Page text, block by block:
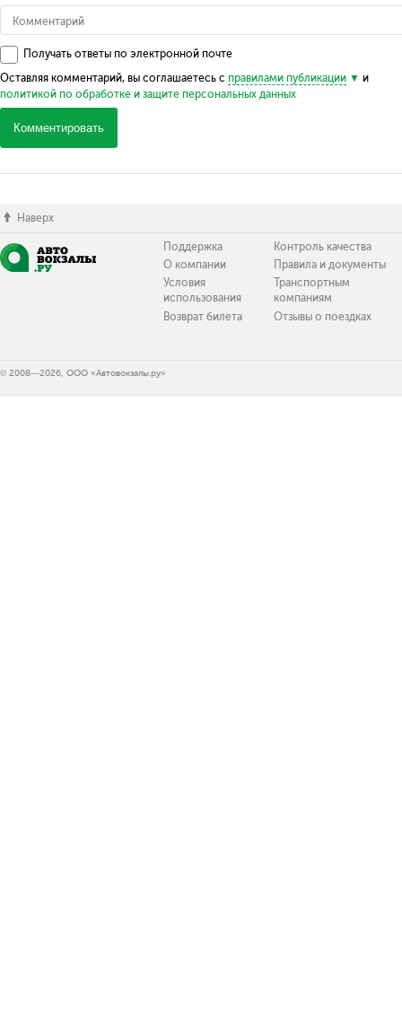
Получать ответы по электронной почте
Оставляя комментарий, вы соглашаетесь с правилами публикации
и
политикой по обработке и защите персональных данных
Комментировать
Наверх
Поддержка
О компании
Условия
использования
Возврат билета
Контроль качества
Правила и документы
Транспортным
компаниям
Отзывы о поездках
© 2008—2026, ООО «Автовокзалы.ру»